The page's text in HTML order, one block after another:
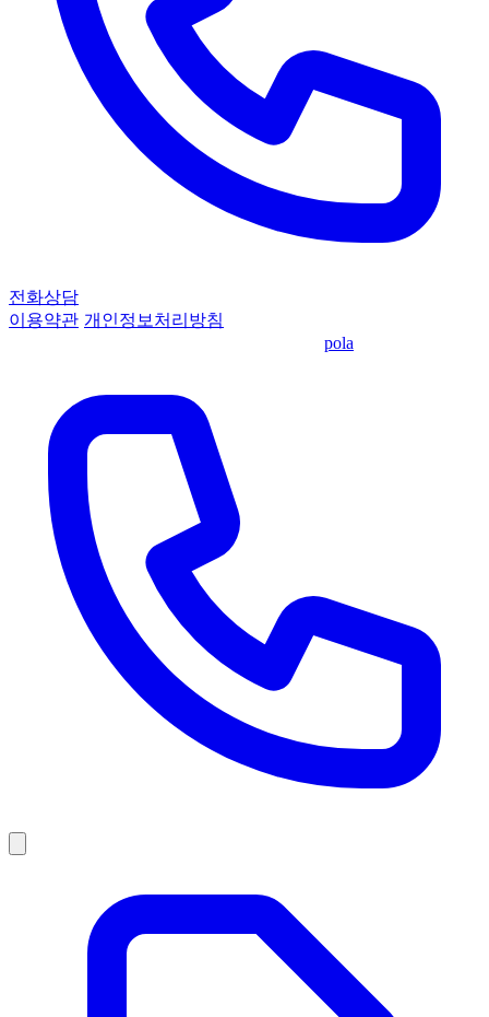
전화상담
이용약관 개인정보처리방침
pola